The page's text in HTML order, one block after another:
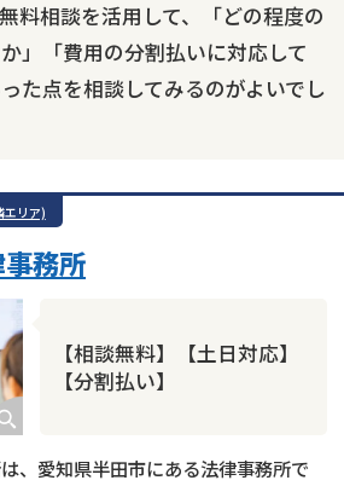
料相談を活用して、「どの程度の
」「費用の分割払いに対応して
た点を相談してみるのがよいでし
エリア)
【相談無料】【土日対応】
【分割払い】
務所
、愛知県半田市にある法律事務所で